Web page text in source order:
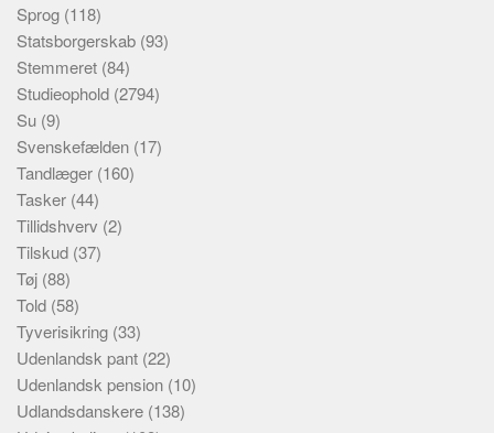
Sprog (118)
Statsborgerskab (93)
Stemmeret (84)
Studieophold (2794)
Su (9)
Svenskefælden (17)
Tandlæger (160)
Tasker (44)
Tillidshverv (2)
Tilskud (37)
Tøj (88)
Told (58)
Tyverisikring (33)
Udenlandsk pant (22)
Udenlandsk pension (10)
Udlandsdanskere (138)